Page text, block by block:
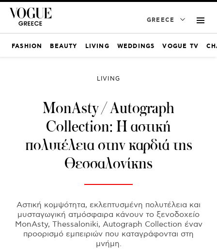
GREECE
FASHION BEAUTY LIVING WEDDINGS VOGUE TV
LIVING
MonAsty / Autograph
Collection: Η αστική
πολυτέλεια στην καρδιά της
Θεσσαλονίκης
Αστική κομψότητα, εκλεπτυσμένη πολυτέλεια και
μυσταγωγική ατμόσφαιρα κάνουν το ξενοδοχείο
MonAsty, Thessaloniki, Autograph Collection έναν
προορισμό εμπειριών που καταγράφονται στη
μνήμη.